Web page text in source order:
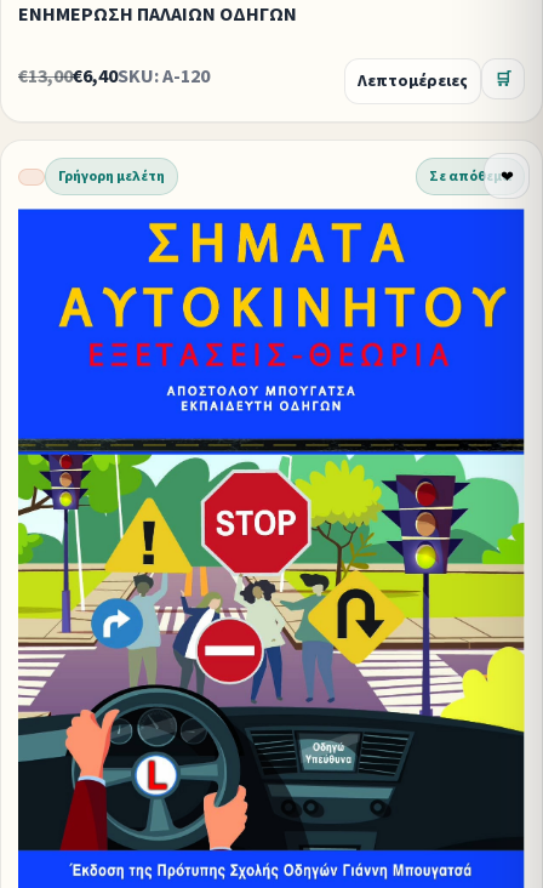
ΕΝΗΜΕΡΩΣΗ ΠΑΛΑΙΩΝ ΟΔΗΓΩΝ
€13,00€6,40SKU: A-120 Λεπτομέρειες 🛒
❤
Γρήγορη μελέτη Σε απόθεμα